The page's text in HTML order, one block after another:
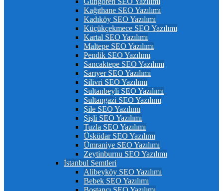
Kağıthane SEO Yazılımı
Kadıköy SEO Yazılımı
Küçükçekmece SEO Yazılımı
Kartal SEO Yazılımı
Maltepe SEO Yazılımı
Pendik SEO Yazılımı
Sancaktepe SEO Yazılımı
Sarıyer SEO Yazılımı
Silivri SEO Yazılımı
Sultanbeyli SEO Yazılımı
Sultangazi SEO Yazılımı
Şile SEO Yazılımı
Şişli SEO Yazılımı
Tuzla SEO Yazılımı
Üsküdar SEO Yazılımı
Ümraniye SEO Yazılımı
Zeytinburnu SEO Yazılımı
İstanbul Semtleri
Alibeyköy SEO Yazılımı
Bebek SEO Yazılımı